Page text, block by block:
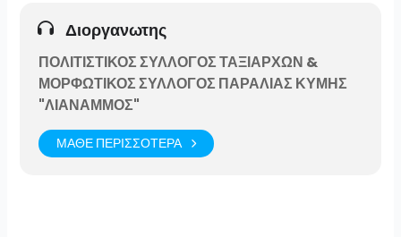
Διοργανωτης
ΠΟΛΙΤΙΣΤΙΚΟΣ ΣΥΛΛΟΓΟΣ ΤΑΞΙΑΡΧΩΝ &
ΜΟΡΦΩΤΙΚΟΣ ΣΥΛΛΟΓΟΣ ΠΑΡΑΛΙΑΣ ΚΥΜΗΣ
"ΛΙΑΝΑΜΜΟΣ"
ΜΑΘΕ ΠΕΡΙΣΣΟΤΕΡΑ